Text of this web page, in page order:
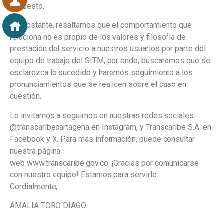
expuesto.
No obstante, resaltamos que el comportamiento que
relaciona no es propio de los valores y filosofía de
prestación del servicio a nuestros usuarios por parte del
equipo de trabajo del SITM, por ende, buscaremos que se
esclarezca lo sucedido y haremos seguimiento a los
pronunciamientos que se realicen sobre el caso en
cuestión.
Lo invitamos a seguirnos en nuestras redes sociales:
@transcaribecartagena en Instagram, y Transcaribe S.A. en
Facebook y X. Para más información, puede consultar
nuestra página
web www.transcaribe.gov.co. ¡Gracias por comunicarse
con nuestro equipo! Estamos para servirle.
Cordialmente,
AMALIA TORO DIAGO